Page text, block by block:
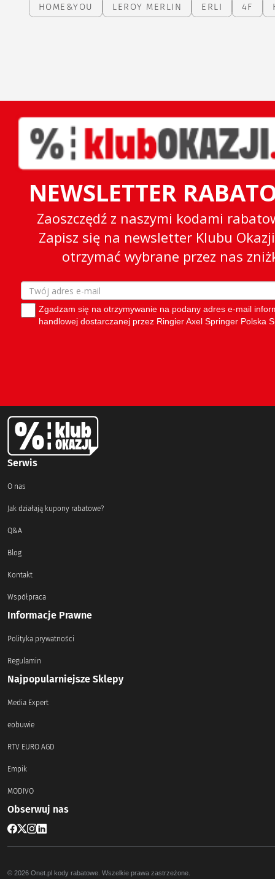
HOME&YOU
LEROY MERLIN ERLI 4F
Serwis
O nas
Jak działają kupony rabatowe?
Q&A
Blog
Kontakt
Współpraca
Informacje Prawne
Polityka prywatności
Regulamin
Najpopularniejsze Sklepy
Media Expert
eobuwie
RTV EURO AGD
Empik
MODIVO
Obserwuj nas
© 2026 Onet.pl kody rabatowe. Wszelkie prawa zastrzeżone.